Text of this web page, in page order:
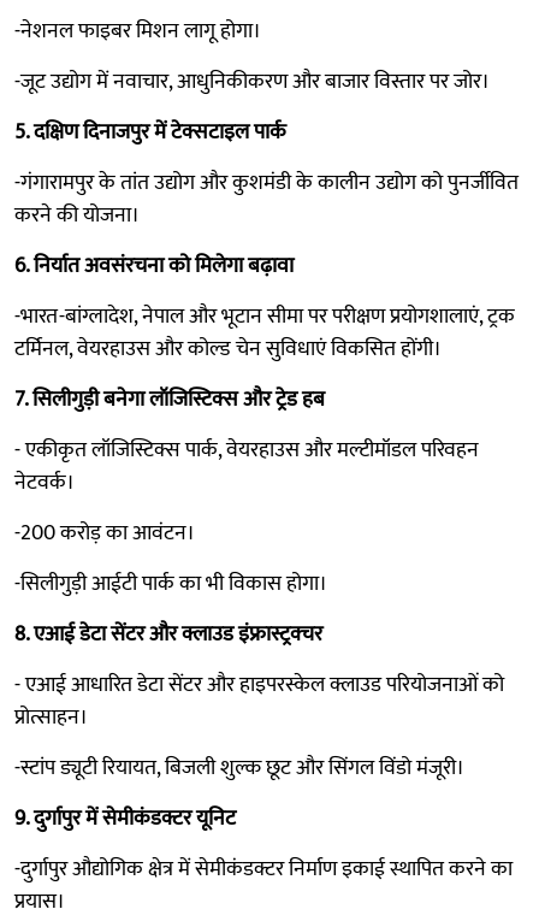
-नेशनल फाइबर मिशन लागू होगा।
-जूट उद्योग में नवाचार, आधुनिकीकरण और बाजार विस्तार पर जोर।
5. दक्षिण दिनाजपुर में टेक्सटाइल पार्क
-गंगारामपुर के तांत उद्योग और कुशमंडी के कालीन उद्योग को पुनर्जीवित
करने की योजना।
6. निर्यात अवसंरचना को मिलेगा बढ़ावा
-भारत-बांग्लादेश, नेपाल और भूटान सीमा पर परीक्षण प्रयोगशालाएं, ट्रक
टर्मिनल, वेयरहाउस और कोल्ड चेन सुविधाएं विकसित होंगी।
7. सिलीगुड़ी बनेगा लॉजिस्टिक्स और ट्रेड हब
- एकीकृत लॉजिस्टिक्स पार्क, वेयरहाउस और मल्टीमॉडल परिवहन
नेटवर्क।
-200 करोड़ का आवंटन।
-सिलीगुड़ी आईटी पार्क का भी विकास होगा।
8. एआई डेटा सेंटर और क्लाउड इंफ्रास्ट्रक्चर
- एआई आधारित डेटा सेंटर और हाइपरस्केल क्लाउड परियोजनाओं को
प्रोत्साहन।
-स्टांप ड्यूटी रियायत, बिजली शुल्क छूट और सिंगल विंडो मंजूरी।
9. दुर्गापुर में सेमीकंडक्टर यूनिट
-दुर्गापुर औद्योगिक क्षेत्र में सेमीकंडक्टर निर्माण इकाई स्थापित करने का
प्रयास।